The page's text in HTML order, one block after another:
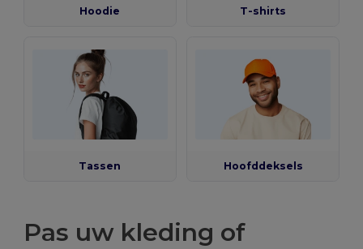
Hoodie T-shirts
Tassen Hoofddeksels
Pas uw kleding of